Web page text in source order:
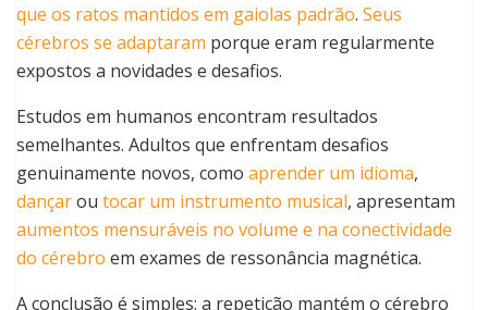
que os ratos mantidos em gaiolas padrão. Seus
cérebros se adaptaram porque eram regularmente
expostos a novidades e desafios.
Estudos em humanos encontram resultados
semelhantes. Adultos que enfrentam desafios
genuinamente novos, como aprender um idioma,
dançarou tocar um instrumento musical, apresentam
aumentos mensuráveis no volume e na conectividade
do cérebro em exames de ressonância magnética.
A conclusão é simples: a repetição mantém o cérebro